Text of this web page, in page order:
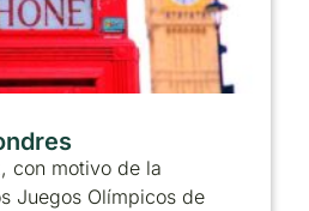
con motivo de la
Juegos Olímpicos de